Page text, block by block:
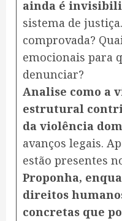
ainda é
sistema de
comprovada?
emocionais para
denunciar?
Analise como a
estrutural
da violência
avanços legais.
estão presentes
Proponha,
direitos
concretas que